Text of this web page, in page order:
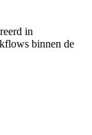
in
binnen de